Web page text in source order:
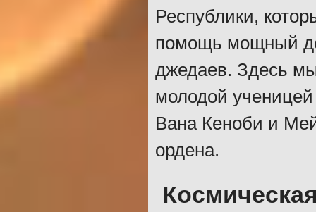
Республики,
помощь мощный
джедаев. Здесь
молодой
Вана Кеноби и
ордена.